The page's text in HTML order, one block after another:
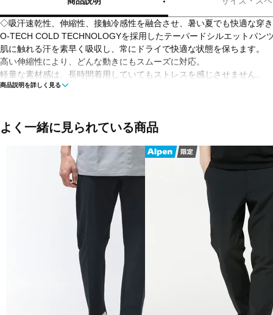
◇吸汗速乾性、伸縮性、接触冷感性を融合させ、暑い夏でも快適な穿
O-TECH COLD TECHNOLOGYを採用したテーパードシルエットパン
肌に触れる汗を素早く吸収し、常にドライで快適な状態を保ちます。
高い伸縮性により、どんな動きにもスムーズに対応。
軽量な素材感は、長時間着用していてもストレスを感じさせません。
多様な機能性を持ち合わせているため、幅広いシーズンとシーンで活
ベージュ(7B5：SENECA ROCK)
ブラック(021：PITCH BLACK)
■素材：ナイロン78％ ポリウレタン22％
■2026 Spring＆Summer モデル
■メーカー型番：FOA409056
商品説明を詳しく見る
よく一緒に見られている商品